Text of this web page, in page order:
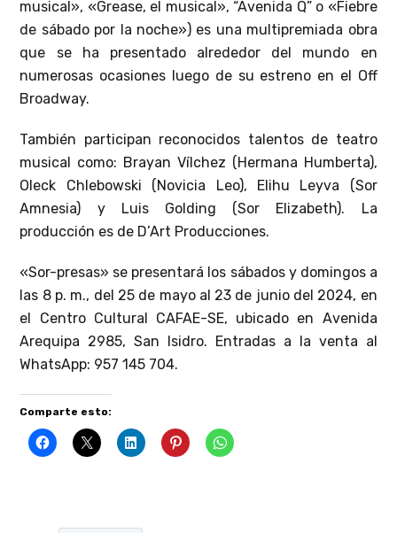
musical», «Grease, el musical», “Avenida Q” o «Fiebre
de sábado por la noche») es una multipremiada obra
que se ha presentado alrededor del mundo en
numerosas ocasiones luego de su estreno en el Off
Broadway.
También participan reconocidos talentos de teatro
musical como: Brayan Vílchez (Hermana Humberta),
Oleck Chlebowski (Novicia Leo), Elihu Leyva (Sor
Amnesia) y Luis Golding (Sor Elizabeth). La
producción es de D’Art Producciones.
«Sor-presas» se presentará los sábados y domingos a
las 8 p. m., del 25 de mayo al 23 de junio del 2024, en
el Centro Cultural CAFAE-SE, ubicado en Avenida
Arequipa 2985, San Isidro. Entradas a la venta al
WhatsApp: 957 145 704.
Comparte esto: